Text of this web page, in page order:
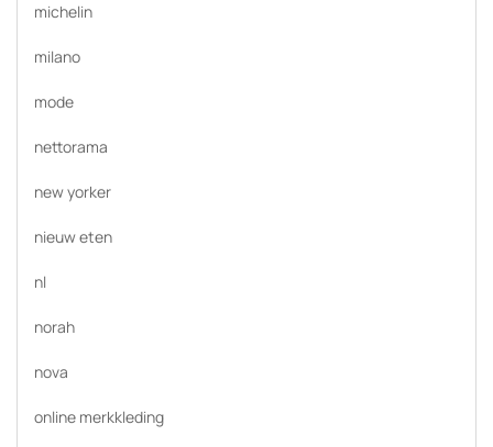
michelin
milano
mode
nettorama
new yorker
nieuw eten
nl
norah
nova
online merkkleding